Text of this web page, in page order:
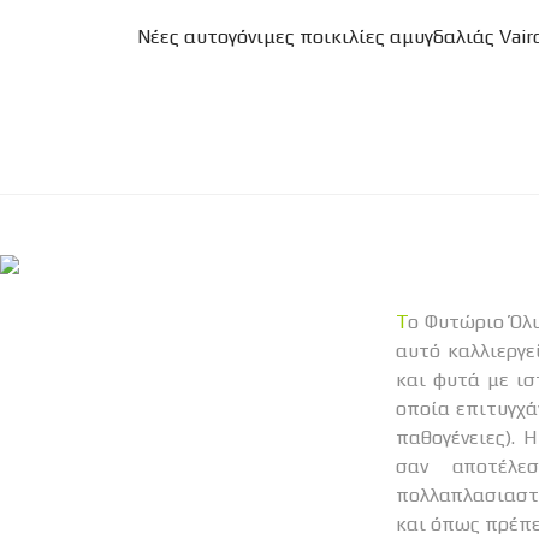
Νέες αυτογόνιμες ποικιλίες αμυγδαλιάς
Το Φυτώριο Όλυμπος έχει δημιουργηθεί από τον γεωπόνο Πέτρο Μισύρα το 2011. Στο χώρο
αυτό
και φυτά με
οποία
παθογένειες).
σαν
και όπως